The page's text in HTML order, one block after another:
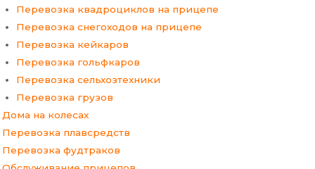
Перевозка квадроциклов на прицепе
Перевозка снегоходов на прицепе
Перевозка кейкаров
Перевозка гольфкаров
Перевозка сельхозтехники
Перевозка грузов
Дома на колесах
Перевозка плавсредств
Перевозка фудтраков